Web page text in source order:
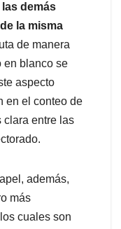
demás
la misma
de manera
en blanco se
aspecto
en el conteo de
clara entre las
además,
más
cuales son